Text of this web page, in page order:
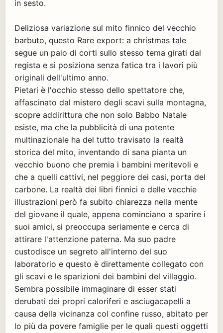
in sesto.
Deliziosa variazione sul mito finnico del vecchio
barbuto, questo Rare export: a christmas tale
segue un paio di corti sullo stesso tema girati dal
regista e si posiziona senza fatica tra i lavori più
originali dell'ultimo anno.
Pietari è l'occhio stesso dello spettatore che,
affascinato dal mistero degli scavi sulla montagna,
scopre addirittura che non solo Babbo Natale
esiste, ma che la pubblicità di una potente
multinazionale ha del tutto travisato la realtà
storica del mito, inventando di sana pianta un
vecchio buono che premia i bambini meritevoli e
che a quelli cattivi, nel peggiore dei casi, porta del
carbone. La realtà dei libri finnici e delle vecchie
illustrazioni però fa subito chiarezza nella mente
del giovane il quale, appena cominciano a sparire i
suoi amici, si preoccupa seriamente e cerca di
attirare l'attenzione paterna. Ma suo padre
custodisce un segreto all'interno del suo
laboratorio e questo è direttamente collegato con
gli scavi e le sparizioni dei bambini del villaggio.
Sembra possibile immaginare di esser stati
derubati dei propri caloriferi e asciugacapelli a
causa della vicinanza col confine russo, abitato per
lo più da povere famiglie per le quali questi oggetti